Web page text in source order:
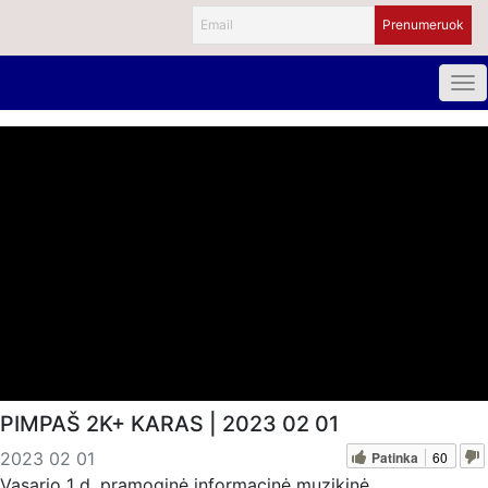
PIMPAŠ 2K+ KARAS | 2023 02 01
2023 02 01 Patinka 60